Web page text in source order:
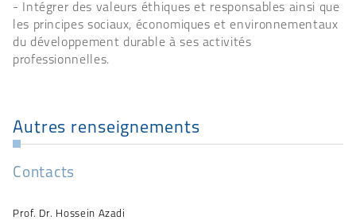
- Intégrer des valeurs éthiques et responsables ainsi que
les principes sociaux, économiques et environnementaux
du développement durable à ses activités
professionnelles.
Autres renseignements
Contacts
Prof. Dr. Hossein Azadi